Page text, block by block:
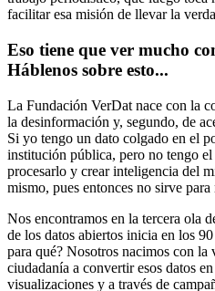
facilitar esa misión de llevar la
Eso tiene que ver mucho
Háblenos sobre esto...
La Fundación VerDat nace con la
la desinformación y, segundo, de
Si yo tengo un dato colgado en el
institución pública, pero no tengo
procesarlo y crear inteligencia del
mismo, pues entonces no sirve para
Nos encontramos en la tercera ola
de los datos abiertos inicia en los
para qué? Nosotros nacimos con la
ciudadanía a convertir esos datos
visualizaciones y a través de